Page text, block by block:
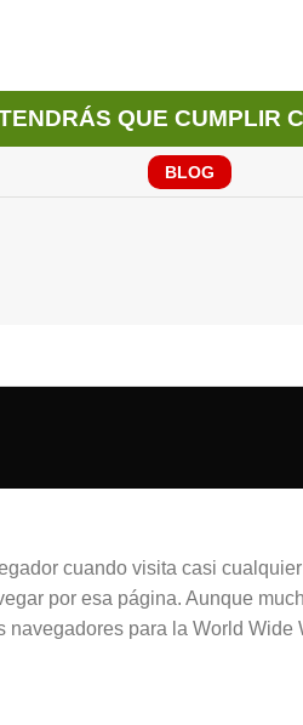
QUE CUMPLIR
BLOG
cuando visita casi
por esa página. Aunque
para la World Wide